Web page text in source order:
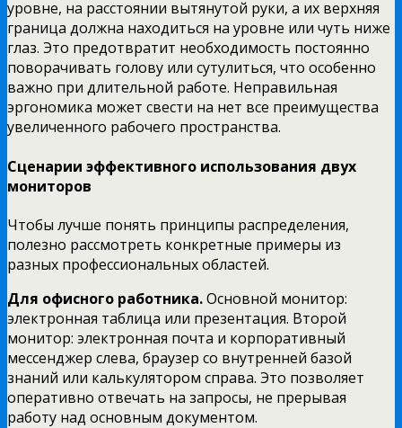
уровне, на расстоянии вытянутой руки, а их верхняя
граница должна находиться на уровне или чуть ниже
глаз. Это предотвратит необходимость постоянно
поворачивать голову или сутулиться, что особенно
важно при длительной работе. Неправильная
эргономика может свести на нет все преимущества
увеличенного рабочего пространства.
Сценарии эффективного использования двух
мониторов
Чтобы лучше понять принципы распределения,
полезно рассмотреть конкретные примеры из
разных профессиональных областей.
Для офисного работника.Основной монитор:
электронная таблица или презентация. Второй
монитор: электронная почта и корпоративный
мессенджер слева, браузер со внутренней базой
знаний или калькулятором справа. Это позволяет
оперативно отвечать на запросы, не прерывая
работу над основным документом.